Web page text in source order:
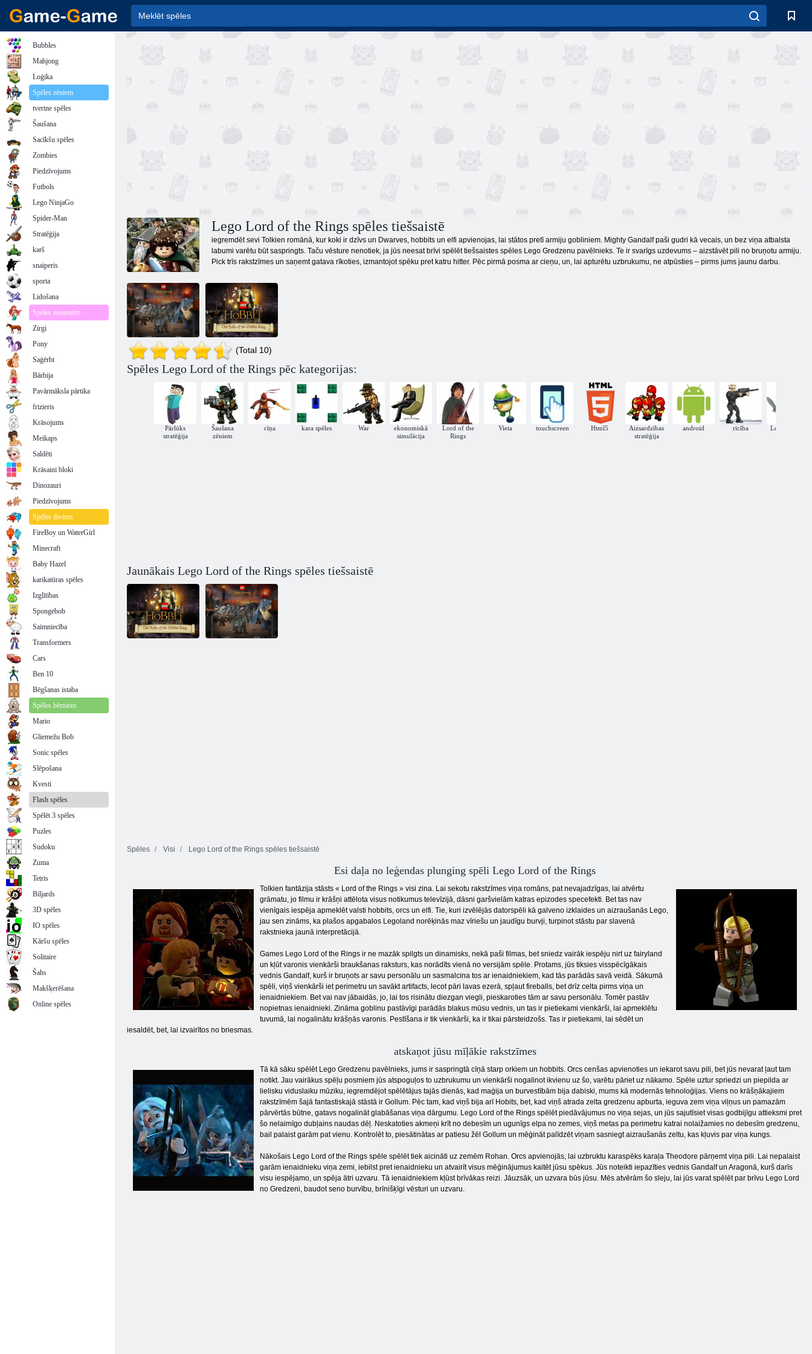
Lego Lord of the Rings spēles tiešsaistē
iegremdēt sevi Tolkien romānā, kur koki ir dzīvs un Dwarves, hobbits un elfi apvienojas, lai stātos pretī armiju gobliniem. Mighty Gandalf paši gudri kā vecais, un bez viņa atbalsta
labumi varētu būt saspringts. Taču vēsture nenotiek, ja jūs neesat brīvi spēlēt tiešsaistes spēles Lego Gredzenu pavēlnieks. Te ir svarīgs uzdevums – aizstāvēt pili no bruņotu armiju.
Pick trīs rakstzīmes un saņemt gatava rīkoties, izmantojot spēku pret katru hitter. Pēc pirmā posma ar cieņu, un, lai apturētu uzbrukumu, ne atpūsties – pirms jums jaunu darbu.
Lego Gredzena
Hobits: Goblins
ķēniņa zāles
(Total 10)
Spēles Lego Lord of the Rings pēc kategorijas:
Pārlūks
stratēģija
Šaušana
zēniem
cīņa kara spēles War
ekonomiskā
simulācija
Lord of the
Rings
Vieta touchscreen Html5
Aizsardzības
stratēģija
android rīcība Lego Hobbit
Jaunākais Lego Lord of the Rings spēles tiešsaistē
Spēles Visi Lego Lord of the Rings spēles tiešsaistē
Esi daļa no leģendas plunging spēli Lego Lord of the Rings
Tolkien fantāzija stāsts « Lord of the Rings » visi zina. Lai sekotu rakstzīmes viņa romāns, pat nevajadzīgas, lai atvērtu
grāmatu, jo filmu ir krāšņi attēlota visus notikumus televīzijā, dāsni garšvielām katras epizodes specefekti. Bet tas nav
vienīgais iespēja apmeklēt valsti hobbits, orcs un elfi. Tie, kuri izvēlējās datorspēli kā galveno izklaides un aizraušanās Lego,
jau sen zināms, ka plašos apgabalos Legoland norēķinās maz vīriešu un jaudīgu burvji, turpinot stāstu par slavenā
rakstnieka jaunā interpretācijā.
Games Lego Lord of the Rings ir ne mazāk spilgts un dinamisks, nekā paši filmas, bet sniedz vairāk iespēju nirt uz fairyland
un kļūt varonis vienkārši braukšanas raksturs, kas norādīts vienā no versijām spēle. Protams, jūs tiksies visspēcīgākais
vednis Gandalf, kurš ir bruņots ar savu personālu un sasmalcina tos ar ienaidniekiem, kad tās parādās savā veidā. Sākumā
spēli, viņš vienkārši iet perimetru un savākt artifacts, lecot pāri lavas ezerā, spļaut fireballs, bet drīz celta pirms viņa un
ienaidniekiem. Bet vai nav jābaidās, jo, lai tos risinātu diezgan viegli, pieskaroties tām ar savu personālu. Tomēr pastāv
nopietnas ienaidnieki. Zināma goblinu pastāvīgi parādās blakus mūsu vednis, un tas ir pietiekami vienkārši, lai apmeklētu
tuvumā, lai nogalinātu krāšņās varonis. Pestīšana ir tik vienkārši, ka ir tikai pārsteidzošs. Tas ir pietiekami, lai sēdēt un
iesaldēt, bet, lai izvairītos no briesmas.
atskaņot jūsu mīļākie rakstzīmes
Tā kā sāku spēlēt Lego Gredzenu pavēlnieks, jums ir saspringtā cīņā starp orkiem un hobbits. Orcs cenšas apvienoties un iekarot savu pili, bet jūs nevarat ļaut tam
notikt. Jau vairākus spēļu posmiem jūs atspoguļos to uzbrukumu un vienkārši nogalinot ikvienu uz šo, varētu pāriet uz nākamo. Spēle uztur spriedzi un piepilda ar
lielisku viduslaiku mūziku, iegremdējot spēlētājus tajās dienās, kad maģija un burvestībām bija dabiski, mums kā modernās tehnoloģijas. Viens no krāšņākajiem
rakstzīmēm šajā fantastiskajā stāstā ir Gollum. Pēc tam, kad viņš bija arī Hobits, bet, kad viņš atrada zelta gredzenu apburta, ieguva zem viņa viļņus un pamazām
pārvērtās būtne, gatavs nogalināt glabāšanas viņa dārgumu. Lego Lord of the Rings spēlēt piedāvājumus no viņa sejas, un jūs sajutīsiet visas godbijīgu attieksmi pret
šo nelaimīgo dubļains naudas dēļ. Neskatoties akmeņi krīt no debesīm un ugunīgs elpa no zemes, viņš metas pa perimetru katrai nolaižamies no debesīm gredzenu,
bail palaist garām pat vienu. Kontrolēt to, piesātinātas ar patiesu žēl Gollum un mēģināt palīdzēt viņam sasniegt aizraušanās zeltu, kas kļuvis par viņa kungs.
Nākošais Lego Lord of the Rings spēle spēlēt tiek aicināti uz zemēm Rohan. Orcs apvienojās, lai uzbruktu karaspēks karaļa Theodore pārņemt viņa pili. Lai nepalaist
garām ienaidnieku viņa zemi, iebilst pret ienaidnieku un atvairīt visus mēģinājumus kaitēt jūsu spēkus. Jūs noteikti iepazīties vednis Gandalf un Aragonā, kurš darīs
visu iespējamo, un spēja ātri uzvaru. Tā ienaidniekiem kļūst brīvākas reizi. Jāuzsāk, un uzvara būs jūsu. Mēs atvērām šo sleju, lai jūs varat spēlēt par brīvu Lego Lord
no Gredzeni, baudot seno burvību, brīnišķīgi vēsturi un uzvaru.
Bubbles
Mahjong
Loģika
Spēles zēniem
tvertne spēles
Šaušana
Sacīkšu spēles
Zombies
Piedzīvojums
Futbols
Lego NinjaGo
Spider-Man
Stratēģija
karš
snaiperis
sporta
Lidošana
Spēles meitenēm
Zirgi
Pony
Saģērbt
Bārbija
Pavārmāksla pārtika
frizieris
Krāsojums
Meikaps
Saldēti
Krāsaini bloki
Dinozauri
Piedzīvojums
Spēles diviem
FireBoy un WaterGirl
Minecraft
Baby Hazel
karikatūras spēles
Izglītības
Spongebob
Saimniecība
Transformers
Cars
Ben 10
Bēgšanas istaba
Spēles bērniem
Mario
Gliemežu Bob
Sonic spēles
Slēpošana
Kvesti
Flash spēles
Spēlēt 3 spēles
Puzles
Sudoku
Zuma
Tetris
Biljards
3D spēles
IO spēles
Kāršu spēles
Solitaire
Šahs
Makšķerēšana
Online spēles